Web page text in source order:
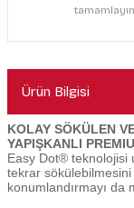
Ürün Bilgisi
KOLAY SÖKÜLEN
YAPIŞKANLI
Easy Dot® teknolojisi
tekrar sökülebilmesini
konumlandırmayı da